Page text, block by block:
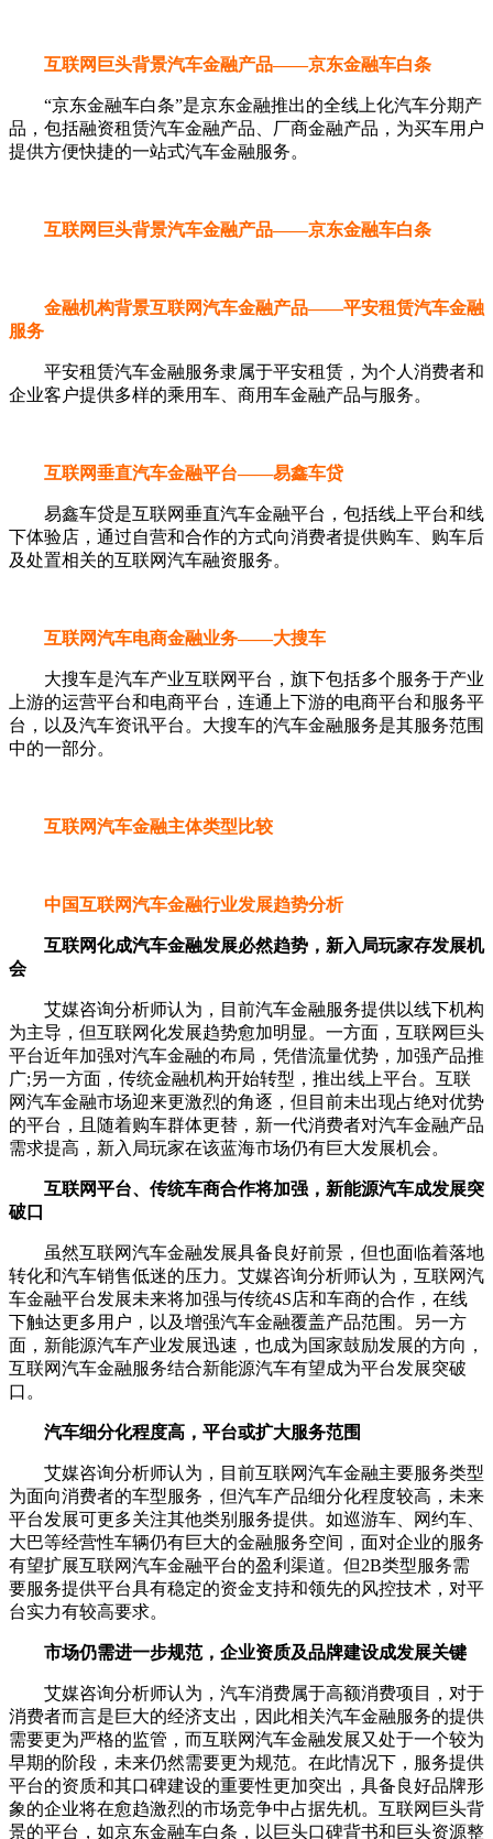
互联网巨头背景汽车金融产品——京东金融车白条
“京东金融车白条”是京东金融推出的全线上化汽车分期产
品，包括融资租赁汽车金融产品、厂商金融产品，为买车用户
提供方便快捷的一站式汽车金融服务。
互联网巨头背景汽车金融产品——京东金融车白条
金融机构背景互联网汽车金融产品——平安租赁汽车金融
服务
平安租赁汽车金融服务隶属于平安租赁，为个人消费者和
企业客户提供多样的乘用车、商用车金融产品与服务。
互联网垂直汽车金融平台——易鑫车贷
易鑫车贷是互联网垂直汽车金融平台，包括线上平台和线
下体验店，通过自营和合作的方式向消费者提供购车、购车后
及处置相关的互联网汽车融资服务。
互联网汽车电商金融业务——大搜车
大搜车是汽车产业互联网平台，旗下包括多个服务于产业
上游的运营平台和电商平台，连通上下游的电商平台和服务平
台，以及汽车资讯平台。大搜车的汽车金融服务是其服务范围
中的一部分。
互联网汽车金融主体类型比较
中国互联网汽车金融行业发展趋势分析
互联网化成汽车金融发展必然趋势，新入局玩家存发展机
会
艾媒咨询分析师认为，目前汽车金融服务提供以线下机构
为主导，但互联网化发展趋势愈加明显。一方面，互联网巨头
平台近年加强对汽车金融的布局，凭借流量优势，加强产品推
广;另一方面，传统金融机构开始转型，推出线上平台。互联
网汽车金融市场迎来更激烈的角逐，但目前未出现占绝对优势
的平台，且随着购车群体更替，新一代消费者对汽车金融产品
需求提高，新入局玩家在该蓝海市场仍有巨大发展机会。
互联网平台、传统车商合作将加强，新能源汽车成发展突
破口
虽然互联网汽车金融发展具备良好前景，但也面临着落地
转化和汽车销售低迷的压力。艾媒咨询分析师认为，互联网汽
车金融平台发展未来将加强与传统4S店和车商的合作，在线
下触达更多用户，以及增强汽车金融覆盖产品范围。另一方
面，新能源汽车产业发展迅速，也成为国家鼓励发展的方向，
互联网汽车金融服务结合新能源汽车有望成为平台发展突破
口。
汽车细分化程度高，平台或扩大服务范围
艾媒咨询分析师认为，目前互联网汽车金融主要服务类型
为面向消费者的车型服务，但汽车产品细分化程度较高，未来
平台发展可更多关注其他类别服务提供。如巡游车、网约车、
大巴等经营性车辆仍有巨大的金融服务空间，面对企业的服务
有望扩展互联网汽车金融平台的盈利渠道。但2B类型服务需
要服务提供平台具有稳定的资金支持和领先的风控技术，对平
台实力有较高要求。
市场仍需进一步规范，企业资质及品牌建设成发展关键
艾媒咨询分析师认为，汽车消费属于高额消费项目，对于
消费者而言是巨大的经济支出，因此相关汽车金融服务的提供
需要更为严格的监管，而互联网汽车金融发展又处于一个较为
早期的阶段，未来仍然需要更为规范。在此情况下，服务提供
平台的资质和其口碑建设的重要性更加突出，具备良好品牌形
象的企业将在愈趋激烈的市场竞争中占据先机。互联网巨头背
景的平台，如京东金融车白条，以巨头口碑背书和巨头资源整